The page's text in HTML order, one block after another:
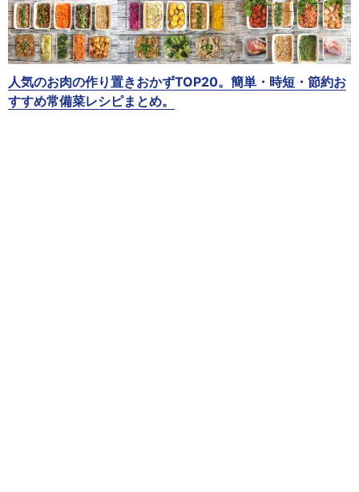
人気のお肉の作り置きおかずTOP20。簡単・時短・節約お
すすめ常備菜レシピまとめ。